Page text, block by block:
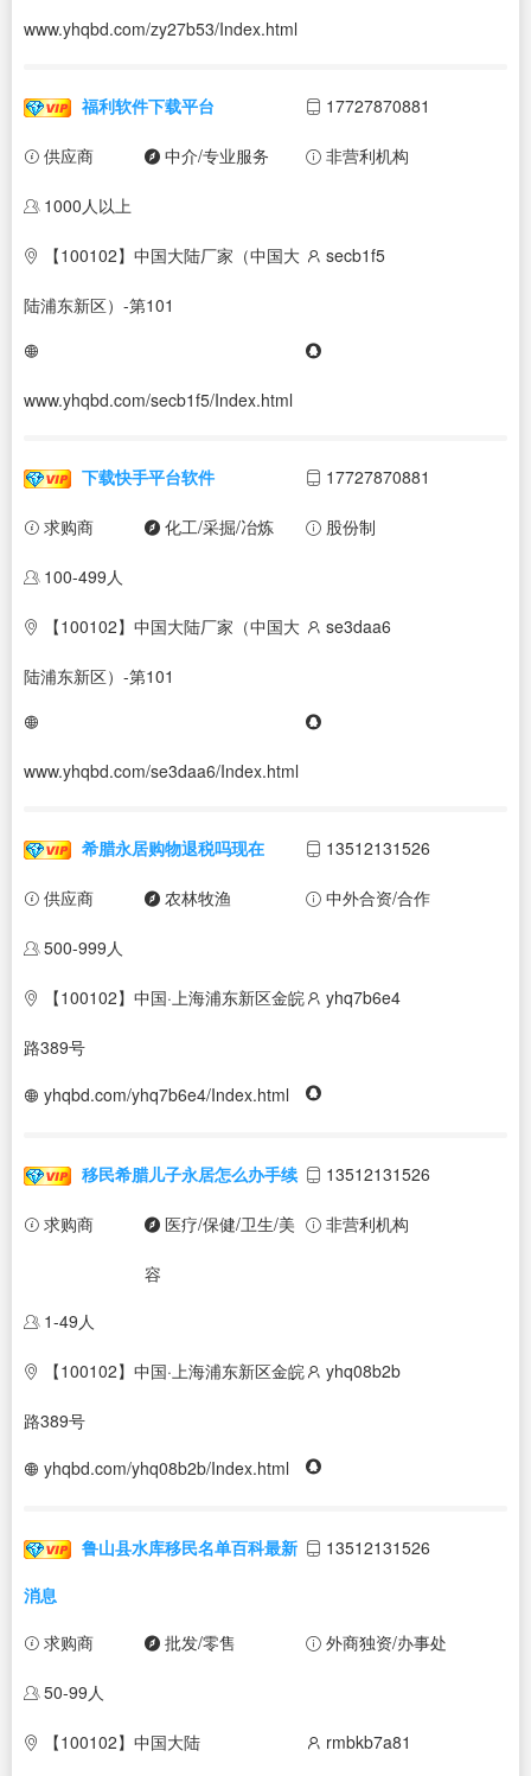
www.yhqbd.com/zy27b53/Index.html
福利软件下载平台 17727870881
供应商 中介/专业服务 非营利机构
1000人以上
【100102】中国大陆厂家（中国大
陆浦东新区）-第101
secb1f5
www.yhqbd.com/secb1f5/Index.html
下载快手平台软件 17727870881
求购商 化工/采掘/冶炼 股份制
100-499人
【100102】中国大陆厂家（中国大
陆浦东新区）-第101
se3daa6
www.yhqbd.com/se3daa6/Index.html
希腊永居购物退税吗现在 13512131526
供应商 农林牧渔 中外合资/合作
500-999人
【100102】中国·上海浦东新区金皖
路389号
yhq7b6e4
yhqbd.com/yhq7b6e4/Index.html
移民希腊儿子永居怎么办手续 13512131526
求购商 医疗/保健/卫生/美
容
非营利机构
1-49人
【100102】中国·上海浦东新区金皖
路389号
yhq08b2b
yhqbd.com/yhq08b2b/Index.html
鲁山县水库移民名单百科最新
消息
13512131526
求购商 批发/零售 外商独资/办事处
50-99人
【100102】中国大陆 rmbkb7a81